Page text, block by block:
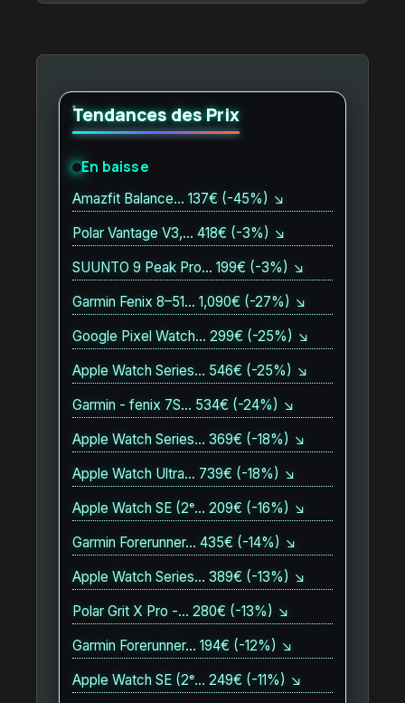
Tendances des Prix
En baisse
Amazfit Balance… 137€ (-45%) ↘
Polar Vantage V3,… 418€ (-3%) ↘
SUUNTO 9 Peak Pro… 199€ (-3%) ↘
Garmin Fenix 8–51… 1,090€ (-27%) ↘
Google Pixel Watch… 299€ (-25%) ↘
Apple Watch Series… 546€ (-25%) ↘
Garmin - fenix 7S… 534€ (-24%) ↘
Apple Watch Series… 369€ (-18%) ↘
Apple Watch Ultra… 739€ (-18%) ↘
Apple Watch SE (2ᵉ… 209€ (-16%) ↘
Garmin Forerunner… 435€ (-14%) ↘
Apple Watch Series… 389€ (-13%) ↘
Polar Grit X Pro -… 280€ (-13%) ↘
Garmin Forerunner… 194€ (-12%) ↘
Apple Watch SE (2ᵉ… 249€ (-11%) ↘